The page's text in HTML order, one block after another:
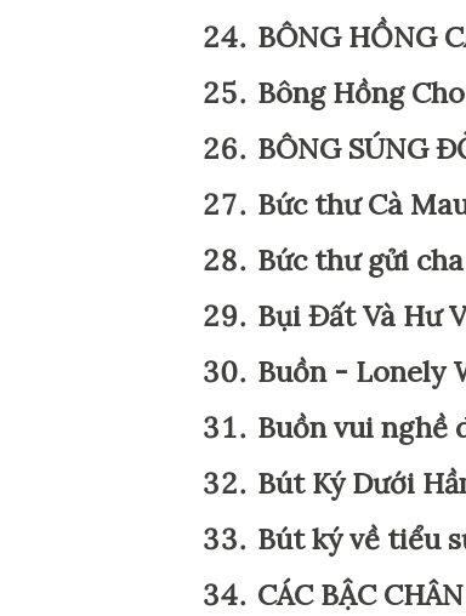
BÔNG HỒNG
Bông Hồng
BÔNG SÚNG
Bức thư Cà
Bức thư gửi
Bụi Đất Và Hư
Buồn - Lonely
Buồn vui nghề
Bút Ký Dưới
Bút ký về tiểu
CÁC BẬC